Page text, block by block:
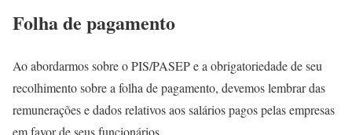
Folha de pagamento
Ao abordarmos sobre o PIS/PASEP e a obrigatoriedade de seu
recolhimento sobre a folha de pagamento, devemos lembrar das
remunerações e dados relativos aos salários pagos pelas empresas
em favor de seus funcionários.